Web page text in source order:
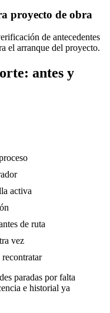
proyecto de obra
de antecedentes
el arranque del proyecto.
antes y
activa
de ruta
vez
paradas por falta
e historial ya